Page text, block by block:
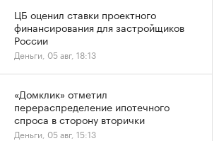
ЦБ оценил ставки проектного
финансирования для застройщиков
России
Деньги, 05 авг, 18:13
«Домклик» отметил
перераспределение ипотечного
спроса в сторону вторички
Деньги, 05 авг, 15:13